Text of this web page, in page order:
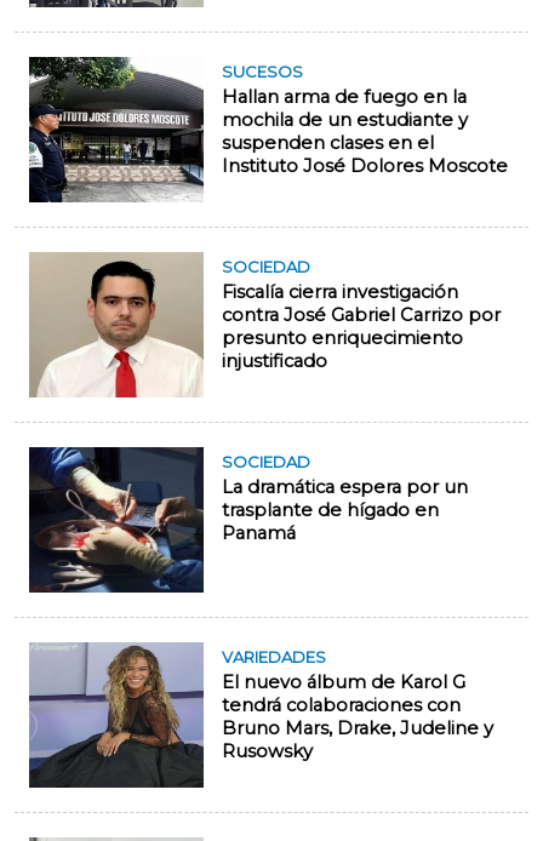
SUCESOS
Hallan arma de fuego en la
mochila de un estudiante y
suspenden clases en el
Instituto José Dolores Moscote
SOCIEDAD
Fiscalía cierra investigación
contra José Gabriel Carrizo por
presunto enriquecimiento
injustificado
SOCIEDAD
La dramática espera por un
trasplante de hígado en
Panamá
VARIEDADES
El nuevo álbum de Karol G
tendrá colaboraciones con
Bruno Mars, Drake, Judeline y
Rusowsky